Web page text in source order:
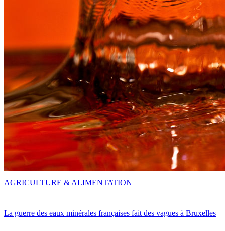
La guerre des eaux minérales françaises fait des vagues à Bruxelles
AGRICULTURE & ALIMENTATION